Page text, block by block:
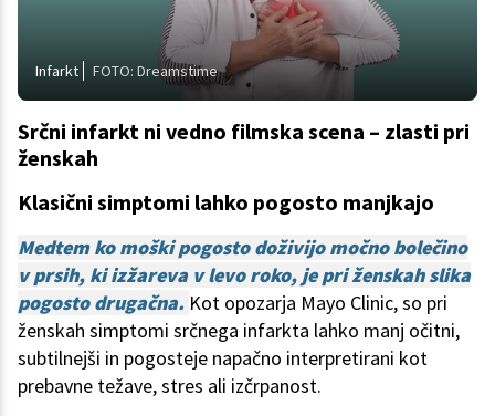
Infarkt FOTO: Dreamstime
Srčni infarkt ni vedno filmska scena – zlasti pri
ženskah
Klasični simptomi lahko pogosto manjkajo
Medtem ko moški pogosto doživijo močno bolečino
v prsih, ki izžareva v levo roko, je pri ženskah slika
pogosto drugačna. Kot opozarja Mayo Clinic, so pri
ženskah simptomi srčnega infarkta lahko manj očitni,
subtilnejši in pogosteje napačno interpretirani kot
prebavne težave, stres ali izčrpanost.